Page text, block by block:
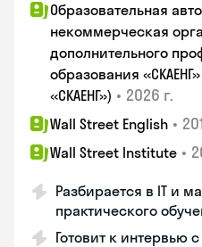
Образовательная
некоммерческая
дополнительного
образования
«СКАЕНГ») • 2026 г.
Wall Street English •
Wall Street Institute •
Разбирается в IT и
практического
Готовит к интервью